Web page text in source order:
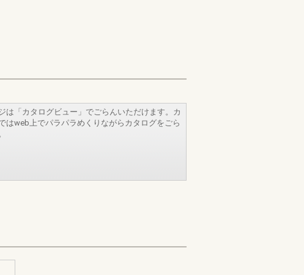
は「カタログビュー」でごらんいただけます。カ
はweb上でパラパラめくりながらカタログをごら